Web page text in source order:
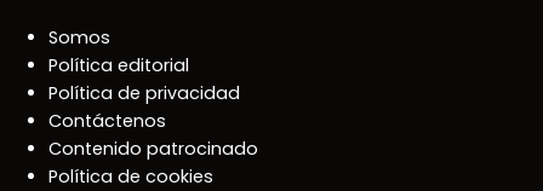
Somos
Política editorial
Política de privacidad
Contáctenos
Contenido patrocinado
Política de cookies